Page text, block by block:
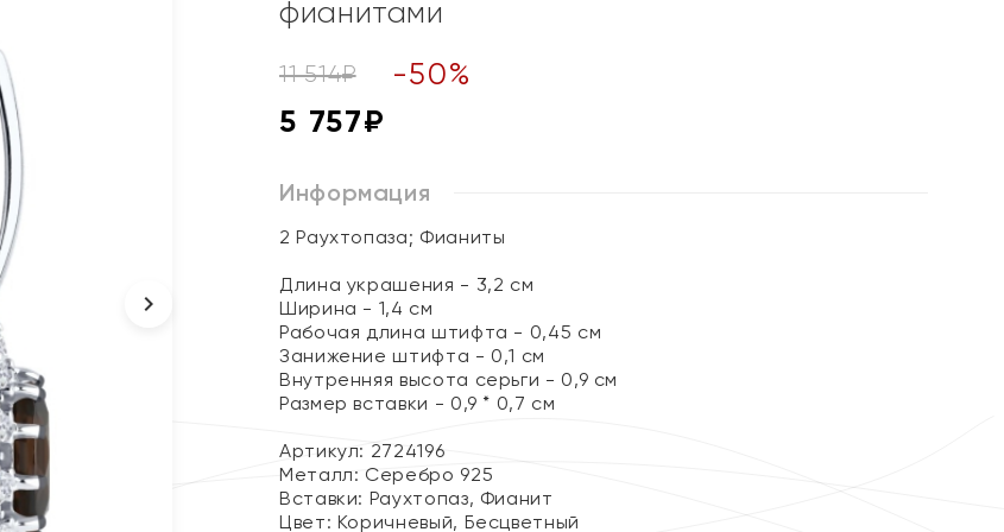
фианитами
11 514₽ -50%
5 757₽
Информация
2 Раухтопаза; Фианиты
Длина украшения - 3,2 см
Ширина - 1,4 см
Рабочая длина штифта - 0,45 см
Занижение штифта - 0,1 см
Внутренняя высота серьги - 0,9 см
Размер вставки - 0,9 * 0,7 см
Артикул: 2724196
Металл: Серебро 925
Вставки: Раухтопаз, Фианит
Цвет: Коричневый, Бесцветный